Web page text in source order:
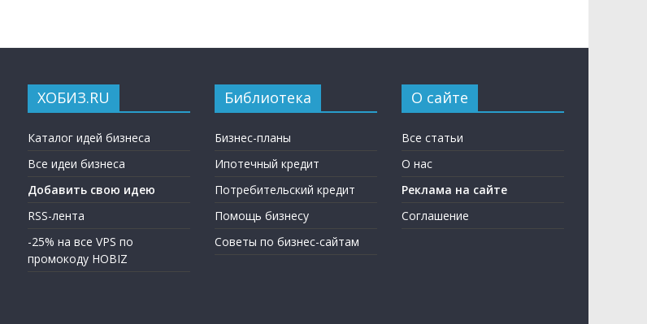
ХОБИЗ.RU
Каталог идей бизнеса
Все идеи бизнеса
Добавить свою идею
RSS-лента
-25% на все VPS по
промокоду HOBIZ
Библиотека
Бизнес-планы
Ипотечный кредит
Потребительский кредит
Помощь бизнесу
Советы по бизнес-сайтам
О сайте
Все статьи
О нас
Реклама на сайте
Соглашение